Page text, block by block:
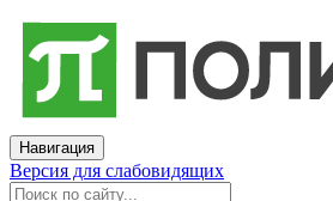
Навигация
Версия для слабовидящих